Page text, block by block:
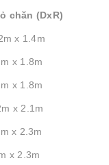
(DxR)
1.4m
1.8m
1.8m
2.1m
2.3m
2.3m